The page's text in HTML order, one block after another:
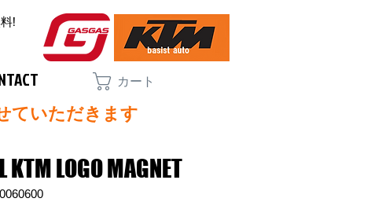
!
カート
ていただきます
KTM LOGO MAGNET